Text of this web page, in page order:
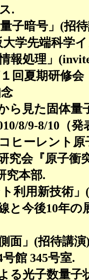
.
子暗号」(招
大学先端科学
報処理」
回夏期研修
ら見た固体量
8/9-8/10 （
ヒーレント
究会『原子
究本部.
利用新技術」 (
と今後10年の
面」 (招待講演
号館 345号室.
る光子数量